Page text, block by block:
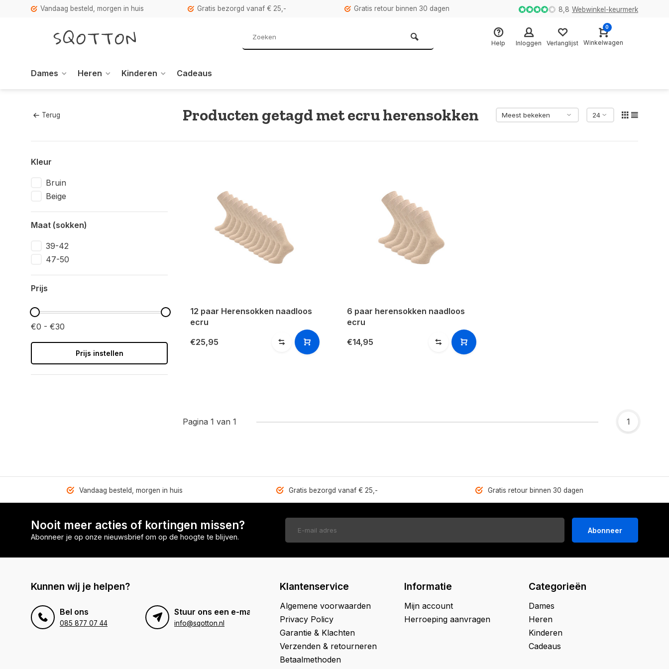
Vandaag besteld, morgen in huis Gratis bezorgd vanaf € 25,- Gratis retour binnen 30 dagen 8,8 Webwinkel-keurmerk
Help Inloggen Verlanglijst
0
Winkelwagen
Dames Heren Kinderen Cadeaus
Terug Producten getagd met ecru herensokken
Kleur
Bruin
Beige
Maat (sokken)
39-42
47-50
Prijs
€0 - €30
Prijs instellen
12 paar Herensokken naadloos
ecru
€25,95
6 paar herensokken naadloos
ecru
€14,95
Pagina 1 van 1 1
Vandaag besteld, morgen in huis Gratis bezorgd vanaf € 25,- Gratis retour binnen 30 dagen
Nooit meer acties of kortingen missen?
Abonneer je op onze nieuwsbrief om op de hoogte te blijven.
Abonneer
Kunnen wij je helpen?
Bel ons
085 877 07 44
Stuur ons een e-mail
info@sqotton.nl
Klantenservice
Algemene voorwaarden
Privacy Policy
Garantie & Klachten
Verzenden & retourneren
Betaalmethoden
Informatie
Mijn account
Herroeping aanvragen
Categorieën
Dames
Heren
Kinderen
Cadeaus